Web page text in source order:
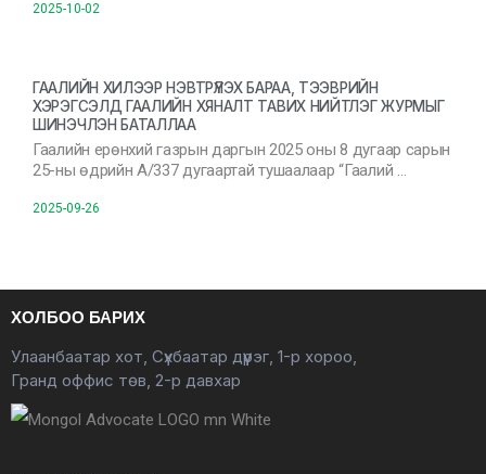
2025-10-02
ГААЛИЙН ХИЛЭЭР НЭВТРҮҮЛЭХ БАРАА, ТЭЭВРИЙН
ХЭРЭГСЭЛД ГААЛИЙН ХЯНАЛТ ТАВИХ НИЙТЛЭГ ЖУРМЫГ
ШИНЭЧЛЭН БАТАЛЛАА
Гаалийн ерөнхий газрын даргын 2025 оны 8 дугаар сарын
25-ны өдрийн А/337 дугаартай тушаалаар “Гаалий …
2025-09-26
ХОЛБОО БАРИХ
Улаанбаатар хот, Сүхбаатар дүүрэг, 1-р хороо,
Гранд оффис төв, 2-р давхар